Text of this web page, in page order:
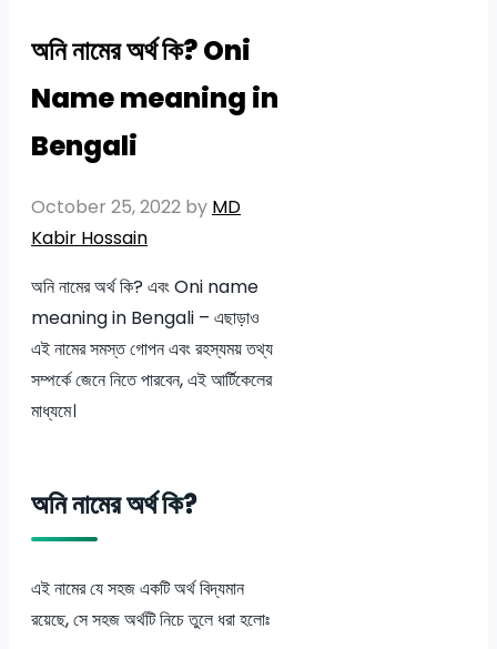
অনি নামের অর্থ কি? Oni
Name meaning in
Bengali
October 25, 2022 by MD
Kabir Hossain
অনি নামের অর্থ কি? এবং Oni name
meaning in Bengali – এছাড়াও
এই নামের সমস্ত গোপন এবং রহস্যময় তথ্য
সম্পর্কে জেনে নিতে পারবেন, এই আর্টিকেলের
মাধ্যমে।
অনি নামের অর্থ কি?
এই নামের যে সহজ একটি অর্থ বিদ্যমান
রয়েছে, সে সহজ অর্থটি নিচে তুলে ধরা হলোঃ